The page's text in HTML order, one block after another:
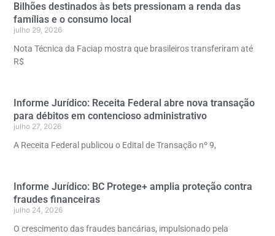
Bilhões destinados às bets pressionam a renda das
famílias e o consumo local
julho 29, 2026
Nota Técnica da Faciap mostra que brasileiros transferiram até
R$
Informe Jurídico: Receita Federal abre nova transação
para débitos em contencioso administrativo
julho 27, 2026
A Receita Federal publicou o Edital de Transação nº 9,
Informe Jurídico: BC Protege+ amplia proteção contra
fraudes financeiras
julho 24, 2026
O crescimento das fraudes bancárias, impulsionado pela